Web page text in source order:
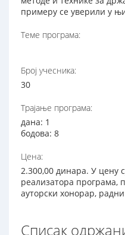
примеру се уверили у
Теме програма:
Број учесника:
30
Трајање програма:
дана: 1
бодова: 8
Цена:
2.300,00 динара. У цену
реализатора програма,
ауторски хонорар,
Списак